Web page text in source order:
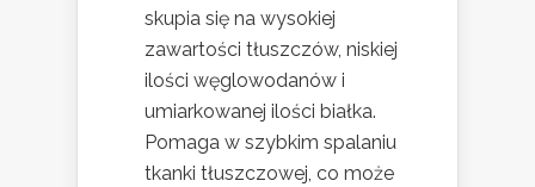
skupia się na wysokiej
zawartości tłuszczów, niskiej
ilości węglowodanów i
umiarkowanej ilości białka.
Pomaga w szybkim spalaniu
tkanki tłuszczowej, co może